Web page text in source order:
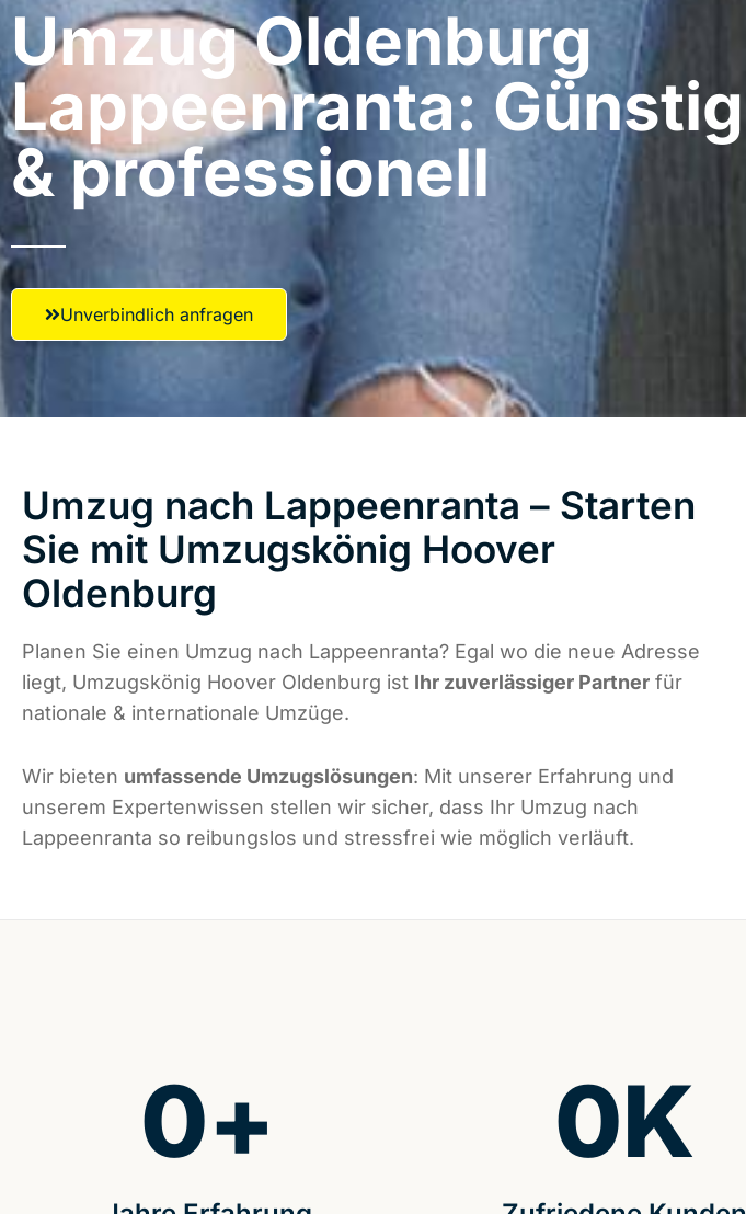
Umzug Oldenburg​
Lappeenranta: Günstig
& professionell​
Unverbindlich anfragen
Umzug nach Lappeenranta – Starten
Sie mit Umzugskönig Hoover
Oldenburg
Planen Sie einen Umzug nach Lappeenranta? Egal wo die neue Adresse
liegt, Umzugskönig Hoover Oldenburg ist Ihr zuverlässiger Partner für
nationale & internationale Umzüge.
Wir bieten umfassende Umzugslösungen: Mit unserer Erfahrung und
unserem Expertenwissen stellen wir sicher, dass Ihr Umzug nach
Lappeenranta so reibungslos und stressfrei wie möglich verläuft.
0+ 0K